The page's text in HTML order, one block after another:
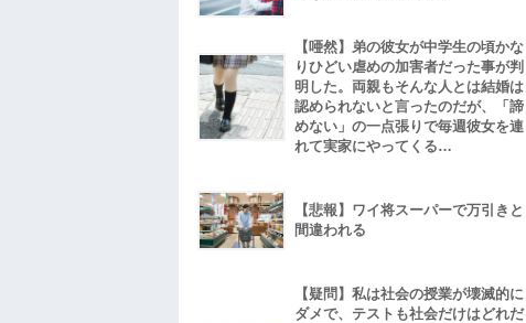
【唖然】弟の彼女が中学生の頃かな
りひどい虐めの加害者だった事が判
明した。両親もそんな人とは結婚は
認められないと言ったのだが、「諦
めない」の一点張りで毎週彼女を連
れて実家にやってくる…
【悲報】ワイ将スーパーで万引きと
間違われる
【疑問】私は社会の授業が壊滅的に
ダメで、テストも社会だけはどれだ